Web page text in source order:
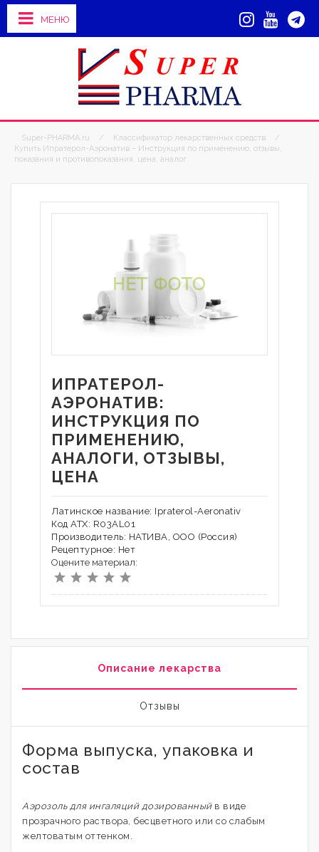
МЕНЮ
Super-PHARMA.ru / Классификатор лекарственных средств
/
Купить Ипратерол-Аэронатив – Инструкция по применению, отзывы,
показания и противопоказания, цена, аналог
ИПРАТЕРОЛ-
АЭРОНАТИВ:
ИНСТРУКЦИЯ ПО
ПРИМЕНЕНИЮ,
АНАЛОГИ, ОТЗЫВЫ,
ЦЕНА
Латинское название: Ipraterol-Aeronativ
Код АТХ: R03AL01
Производитель: НАТИВА, ООО (Россия)
Рецептурное: Нет
Оцените материал:
Описание лекарства
Отзывы
Форма выпуска, упаковка и
состав
Аэрозоль для ингаляций дозированныйв виде
прозрачного раствора, бесцветного или со слабым
желтоватым оттенком.